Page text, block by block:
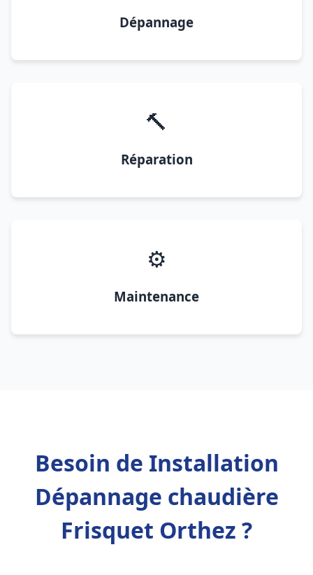
Dépannage
🔨
Réparation
⚙️
Maintenance
Besoin de Installation
Dépannage chaudière
Frisquet Orthez ?